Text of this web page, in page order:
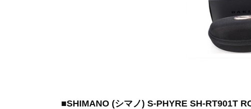
■SHIMANO (シマノ) S-PHYRE SH-RT901T